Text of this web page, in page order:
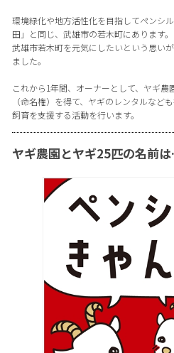
環境緑化や地方活性化を目指してペンシ
田」と同じ、武雄市の若木町にあります。
武雄市若木町を元気にしたいという思い
ました。
これから1年間、オーナーとして、ヤギ
（命名権）を得て、ヤギのレンタルなど
飼育を支援する活動を行います。
ヤギ農園とヤギ25匹の名前